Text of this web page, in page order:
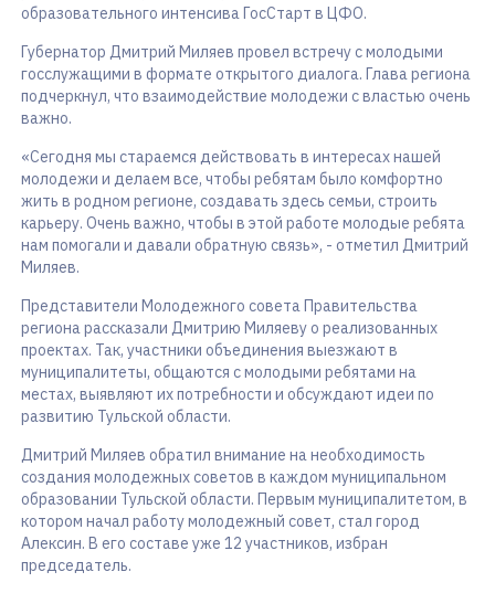
образовательного интенсива ГосСтарт в ЦФО.
Губернатор Дмитрий Миляев провел встречу с молодыми
госслужащими в формате открытого диалога. Глава региона
подчеркнул, что взаимодействие молодежи с властью очень
важно.
«Сегодня мы стараемся действовать в интересах нашей
молодежи и делаем все, чтобы ребятам было комфортно
жить в родном регионе, создавать здесь семьи, строить
карьеру. Очень важно, чтобы в этой работе молодые ребята
нам помогали и давали обратную связь», - отметил Дмитрий
Миляев.
Представители Молодежного совета Правительства
региона рассказали Дмитрию Миляеву о реализованных
проектах. Так, участники объединения выезжают в
муниципалитеты, общаются с молодыми ребятами на
местах, выявляют их потребности и обсуждают идеи по
развитию Тульской области.
Дмитрий Миляев обратил внимание на необходимость
создания молодежных советов в каждом муниципальном
образовании Тульской области. Первым муниципалитетом, в
котором начал работу молодежный совет, стал город
Алексин. В его составе уже 12 участников, избран
председатель.